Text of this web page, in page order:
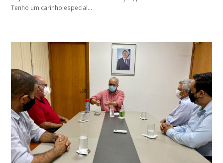
Tenho um carinho especial…